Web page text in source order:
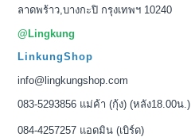
ลาดพร้าว,บางกะปิ กรุงเทพฯ 10240
@Lingkung
LinkungShop
info@lingkungshop.com
083-5293856 แม่ค้า (กุ้ง) (หลัง18.00น.)
084-4257257 แอดมิน (เบิร์ด)